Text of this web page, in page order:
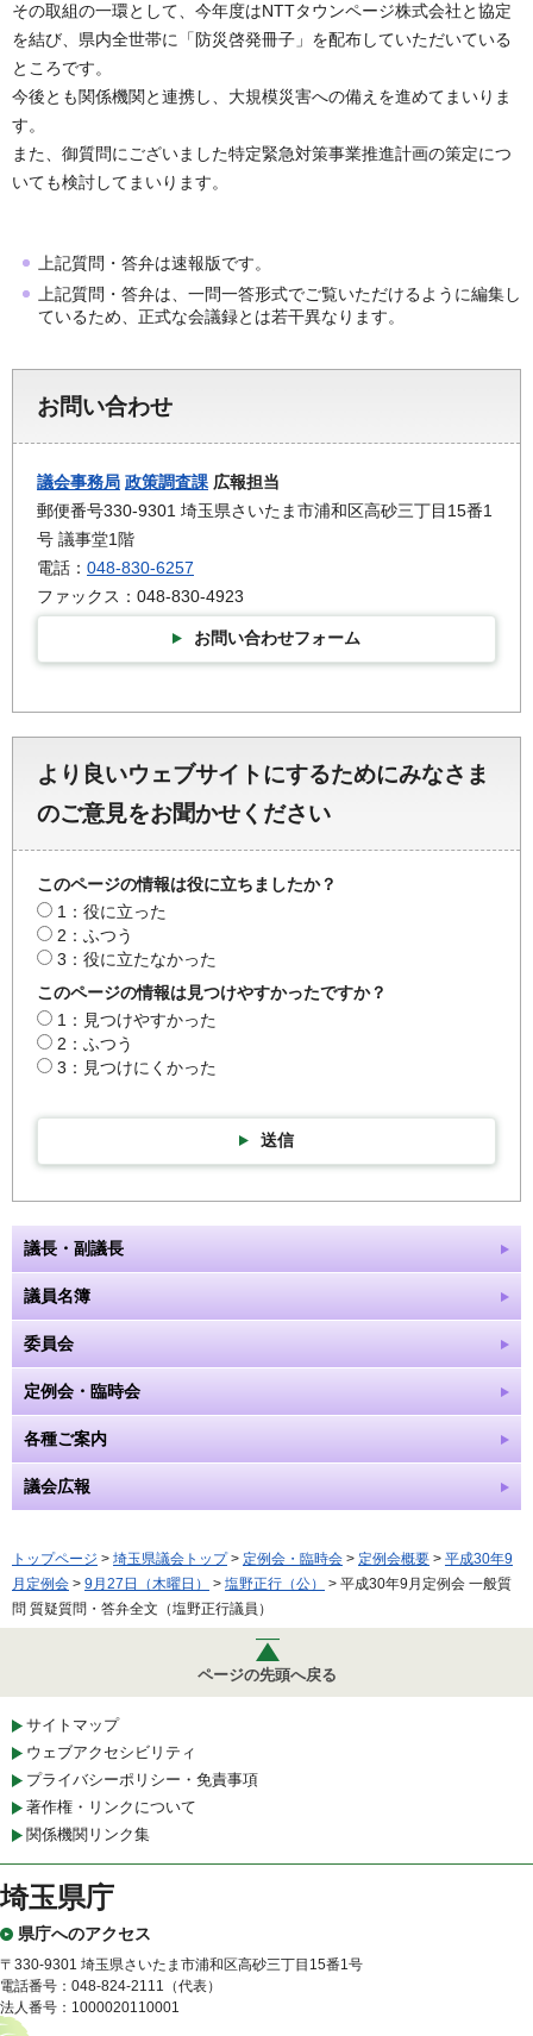
その取組の一環として、今年度はNTTタウンページ株式会社と協定
を結び、県内全世帯に「防災啓発冊子」を配布していただいている
ところです。
今後とも関係機関と連携し、大規模災害への備えを進めてまいりま
す。
また、御質問にございました特定緊急対策事業推進計画の策定につ
いても検討してまいります。
上記質問・答弁は速報版です。
上記質問・答弁は、一問一答形式でご覧いただけるように編集し
ているため、正式な会議録とは若干異なります。
お問い合わせ
議会事務局 政策調査課 広報担当
郵便番号330-9301 埼玉県さいたま市浦和区高砂三丁目15番1
号 議事堂1階
電話： 048-830-6257
ファックス：048-830-4923
お問い合わせフォーム
より良いウェブサイトにするためにみなさま
のご意見をお聞かせください
このページの情報は役に立ちましたか？
1：役に立った
2：ふつう
3：役に立たなかった
このページの情報は見つけやすかったですか？
1：見つけやすかった
2：ふつう
3：見つけにくかった
送信
議長・副議長
議員名簿
委員会
定例会・臨時会
各種ご案内
議会広報
トップページ > 埼玉県議会トップ> 定例会・臨時会 > 定例会概要 > 平成30年9
月定例会 > 9月27日（木曜日） > 塩野正行（公）
> 平成30年9月定例会 一般質
問 質疑質問・答弁全文（塩野正行議員）
ページの先頭へ戻る
サイトマップ
ウェブアクセシビリティ
プライバシーポリシー・免責事項
著作権・リンクについて
関係機関リンク集
埼玉県庁
県庁へのアクセス
〒330-9301 埼玉県さいたま市浦和区高砂三丁目15番1号
電話番号：048-824-2111（代表）
法人番号：1000020110001